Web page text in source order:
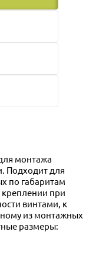
монтажа
Подходит для
по габаритам
креплении при
винтами, к
из монтажных
размеры: